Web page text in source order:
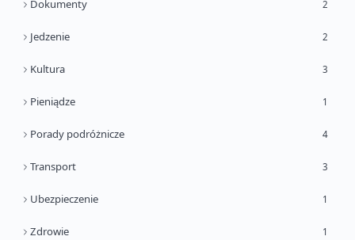
Dokumenty 2
Jedzenie 2
Kultura 3
Pieniądze 1
Porady podróżnicze 4
Transport 3
Ubezpieczenie 1
Zdrowie 1